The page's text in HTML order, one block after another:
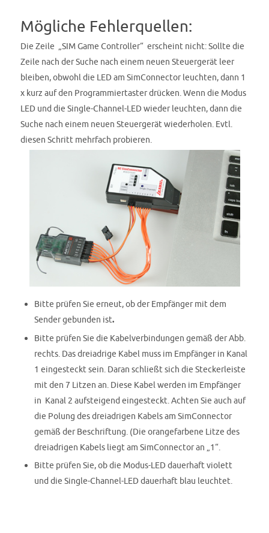
Mögliche Fehlerquellen:
Die Zeile „SIM Game Controller“ erscheint nicht: Sollte die
Zeile nach der Suche nach einem neuen Steuergerät leer
bleiben, obwohl die LED am SimConnector leuchten, dann 1
x kurz auf den Programmiertaster drücken. Wenn die Modus
LED und die Single-Channel-LED wieder leuchten, dann die
Suche nach einem neuen Steuergerät wiederholen. Evtl.
diesen Schritt mehrfach probieren.
Bitte prüfen Sie erneut, ob der Empfänger mit dem
Sender gebunden ist.
Bitte prüfen Sie die Kabelverbindungen gemäß der Abb.
rechts. Das dreiadrige Kabel muss im Empfänger in Kanal
1 eingesteckt sein. Daran schließt sich die Steckerleiste
mit den 7 Litzen an. Diese Kabel werden im Empfänger
in Kanal 2 aufsteigend eingesteckt. Achten Sie auch auf
die Polung des dreiadrigen Kabels am SimConnector
gemäß der Beschriftung. (Die orangefarbene Litze des
dreiadrigen Kabels liegt am SimConnector an „1“.
Bitte prüfen Sie, ob die Modus-LED dauerhaft violett
und die Single-Channel-LED dauerhaft blau leuchtet.